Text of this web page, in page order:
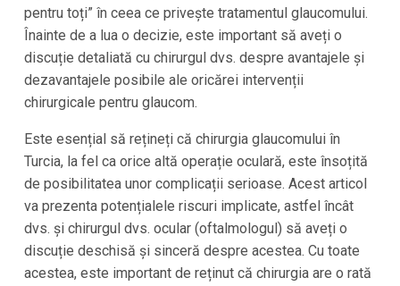
pentru toți” în ceea ce privește tratamentul glaucomului.
Înainte de a lua o decizie, este important să aveți o
discuție detaliată cu chirurgul dvs. despre avantajele și
dezavantajele posibile ale oricărei intervenții
chirurgicale pentru glaucom.
Este esențial să rețineți că chirurgia glaucomului în
Turcia, la fel ca orice altă operație oculară, este însoțită
de posibilitatea unor complicații serioase. Acest articol
va prezenta potențialele riscuri implicate, astfel încât
dvs. și chirurgul dvs. ocular (oftalmologul) să aveți o
discuție deschisă și sinceră despre acestea. Cu toate
acestea, este important de reținut că chirurgia are o rată